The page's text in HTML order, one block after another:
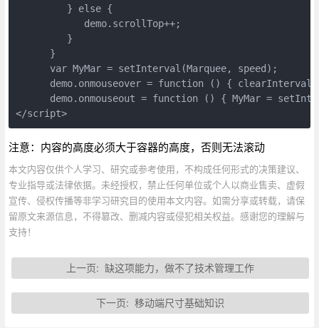
         } else {
            demo.scrollTop++;
         }
      }
      var MyMar = setInterval(Marquee, speed);
demo.onmouseover = function () {
demo.onmouseout = function () { MyMar =
</script>
注意：内容的高度必须大于容器的高度，否则无法滚动
本文内容仅供个人学习、研究或参考使用，不构成任何形式的决策建议、
专业指导或法律依据。未经授权，禁止任何单位或个人以商业售卖、虚假
宣传、侵权传播等非学习研究目的使用本文内容。如需分享或转载，请保
留原文来源信息，不得篡改、删减内容或侵犯相关权益。感谢您的理解与
支持！
上一页: 缺这项能力，做不了技术管理工作
下一页: 移动端尺寸基础知识